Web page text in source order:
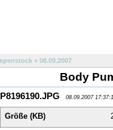
» 08.09.2007
Body
P8196190.JPG 08.09.2007
Größe (KB)